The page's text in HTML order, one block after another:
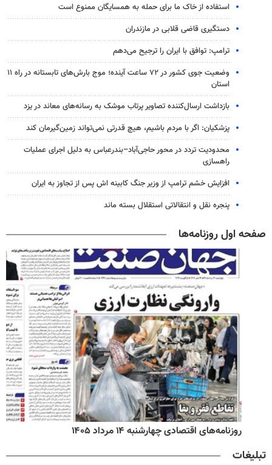
استفاده از خاک ما برای حمله به همسایگان ممنوع است
دستگیری قاضی قلابی در مازندران
ترامپ: توافق با ایران را ترجیح می‌دهم
وضعیت جوی کشور در ۷۲ ساعت آینده؛ موج بارش‌های تابستانه در راه ۱۱
استان
بازداشت ارسال‌کننده تصاویر پرتاب موشک به رسانه‌های معاند در یزد
پزشکیان: اگر با مردم باشیم، هیچ قدرتی نمی‌تواند زمین‌گیرمان کند
محدودیت تردد در محور حاجی‌آباد–بندرعباس به دلیل اجرای عملیات
راهسازی
افزایش خشم ترامپ از وزیر جنگ کابینه اش پس از تجاوز به ایران
پنجره‌ نقل و انتقالاتی استقلال بسته ماند
صفحه اول روزنامه‌ها
روزنامه‌های اقتصادی چهارشنبه ۱۴ مرداد ۱۴۰۵
تبلیغات